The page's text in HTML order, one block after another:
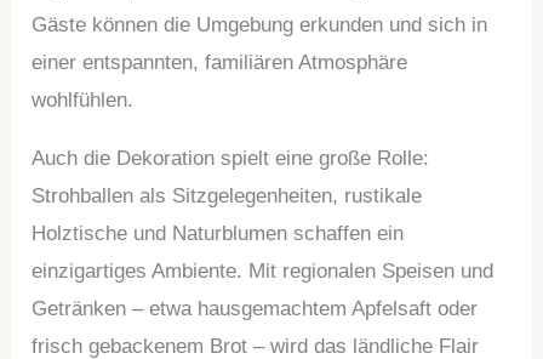
Gäste können die Umgebung erkunden und sich in
einer entspannten, familiären Atmosphäre
wohlfühlen.
Auch die Dekoration spielt eine große Rolle:
Strohballen als Sitzgelegenheiten, rustikale
Holztische und Naturblumen schaffen ein
einzigartiges Ambiente. Mit regionalen Speisen und
Getränken – etwa hausgemachtem Apfelsaft oder
frisch gebackenem Brot – wird das ländliche Flair